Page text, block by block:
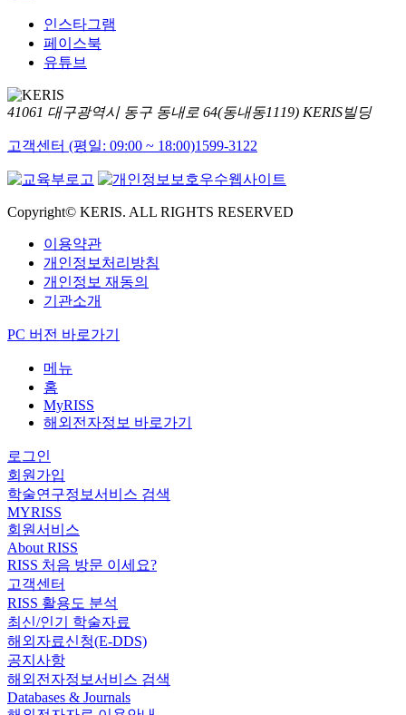
인스타그램
페이스북
유튜브
41061 대구광역시 동구 동내로 64(동내동1119) KERIS빌딩
고객센터 (평일: 09:00 ~ 18:00)1599-3122
Copyright© KERIS. ALL RIGHTS RESERVED
이용약관
개인정보처리방침
개인정보 재동의
기관소개
PC 버전 바로가기
메뉴
홈
MyRISS
해외전자정보 바로가기
로그인
회원가입
학술연구정보서비스 검색
MYRISS
회원서비스
About RISS
RISS 처음 방문 이세요?
고객센터
RISS 활용도 분석
최신/인기 학술자료
해외자료신청(E-DDS)
공지사항
해외전자정보서비스 검색
Databases & Journals